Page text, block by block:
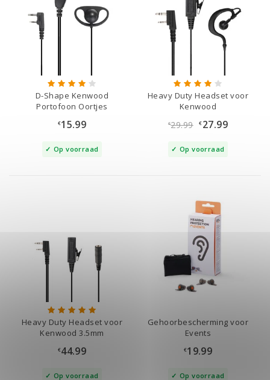
D-Shape Kenwood
Portofoon Oortjes
€15.99
Op voorraad
Heavy Duty Headset voor
Kenwood
€29.99 €27.99
Op voorraad
Heavy Duty Headset voor
Kenwood 3.5mm
€44.99
Op voorraad
Gehoorbescherming voor
Events
€19.99
Op voorraad